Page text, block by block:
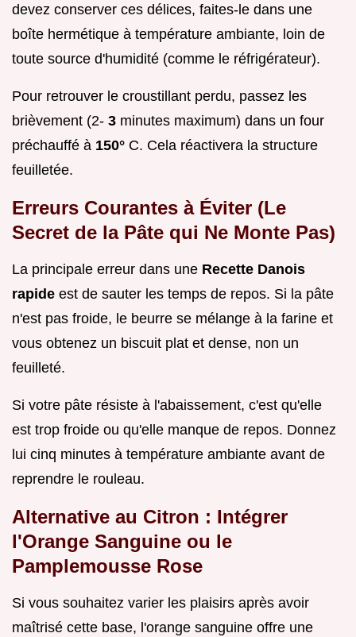
devez conserver ces délices, faites-le dans une
boîte hermétique à température ambiante, loin de
toute source d'humidité (comme le réfrigérateur).
Pour retrouver le croustillant perdu, passez les
brièvement (2- 3 minutes maximum) dans un four
préchauffé à 150° C. Cela réactivera la structure
feuilletée.
Erreurs Courantes à Éviter (Le
Secret de la Pâte qui Ne Monte Pas)
La principale erreur dans une Recette Danois
rapide est de sauter les temps de repos. Si la pâte
n'est pas froide, le beurre se mélange à la farine et
vous obtenez un biscuit plat et dense, non un
feuilleté.
Si votre pâte résiste à l'abaissement, c'est qu'elle
est trop froide ou qu'elle manque de repos. Donnez
lui cinq minutes à température ambiante avant de
reprendre le rouleau.
Alternative au Citron : Intégrer
l'Orange Sanguine ou le
Pamplemousse Rose
Si vous souhaitez varier les plaisirs après avoir
maîtrisé cette base, l'orange sanguine offre une